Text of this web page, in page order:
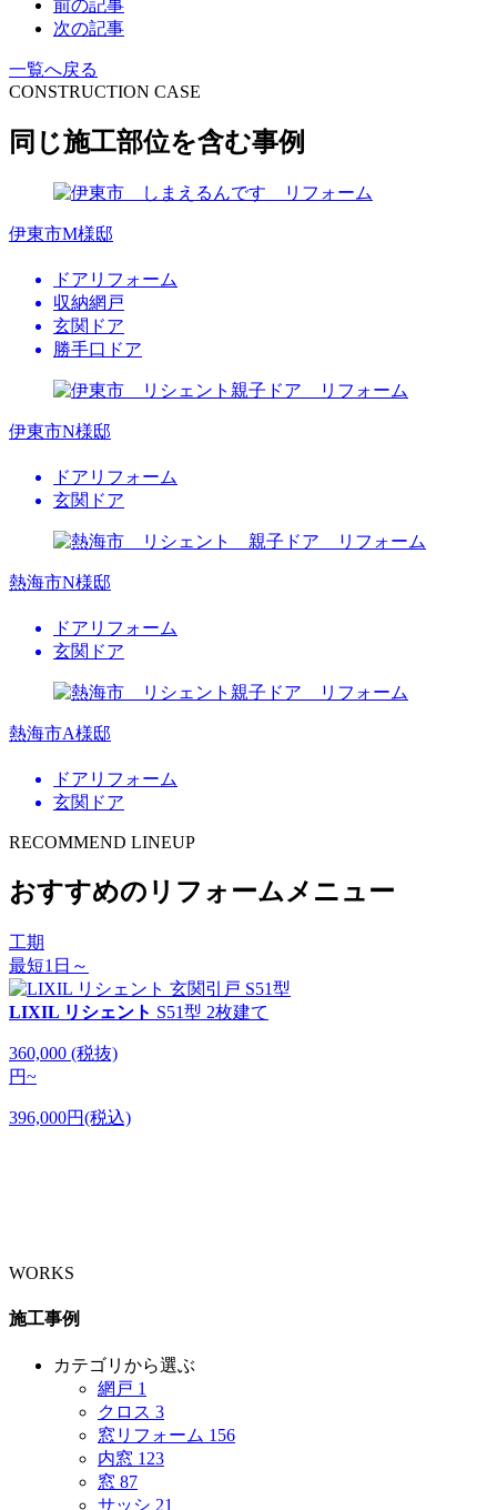
前の記事
次の記事
一覧へ戻る
CONSTRUCTION CASE
同じ施工部位を含む事例
伊東市M様邸
ドアリフォーム
収納網戸
玄関ドア
勝手口ドア
伊東市N様邸
ドアリフォーム
玄関ドア
熱海市N様邸
ドアリフォーム
玄関ドア
熱海市A様邸
ドアリフォーム
玄関ドア
RECOMMEND LINEUP
おすすめのリフォームメニュー
工期
最短1日～
LIXIL リシェント S51型 2枚建て
360,000 (税抜)
円~
396,000円(税込)
WORKS
施工事例
カテゴリから選ぶ
網戸 1
クロス 3
窓リフォーム 156
内窓 123
窓 87
サッシ 21